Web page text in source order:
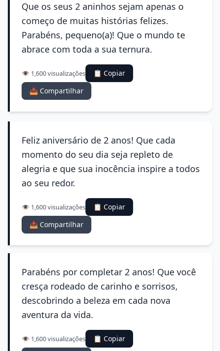
Que os seus 2 aninhos sejam apenas o
começo de muitas histórias felizes.
Parabéns, pequeno(a)! Que o mundo te
abrace com toda a sua ternura.
👁️ 1,600 visualizações
📋 Copiar
📤 Compartilhar
Feliz aniversário de 2 anos! Que cada
momento do seu dia seja repleto de
alegria e que sua inocência inspire a todos
ao seu redor.
👁️ 1,600 visualizações
📋 Copiar
📤 Compartilhar
Parabéns por completar 2 anos! Que você
cresça rodeado de carinho e sorrisos,
descobrindo a beleza em cada nova
aventura da vida.
👁️ 1,600 visualizações
📋 Copiar